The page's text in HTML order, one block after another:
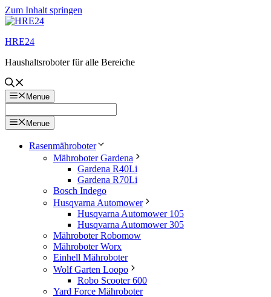
Zum Inhalt springen
HRE24
Haushaltsroboter für alle Bereiche
Menue
Menue
Rasenmähroboter
Mähroboter Gardena
Gardena R40Li
Gardena R70Li
Bosch Indego
Husqvarna Automower
Husqvarna Automower 105
Husqvarna Automower 305
Mähroboter Robomow
Mähroboter Worx
Einhell Mähroboter
Wolf Garten Loopo
Robo Scooter 600
Yard Force Mähroboter